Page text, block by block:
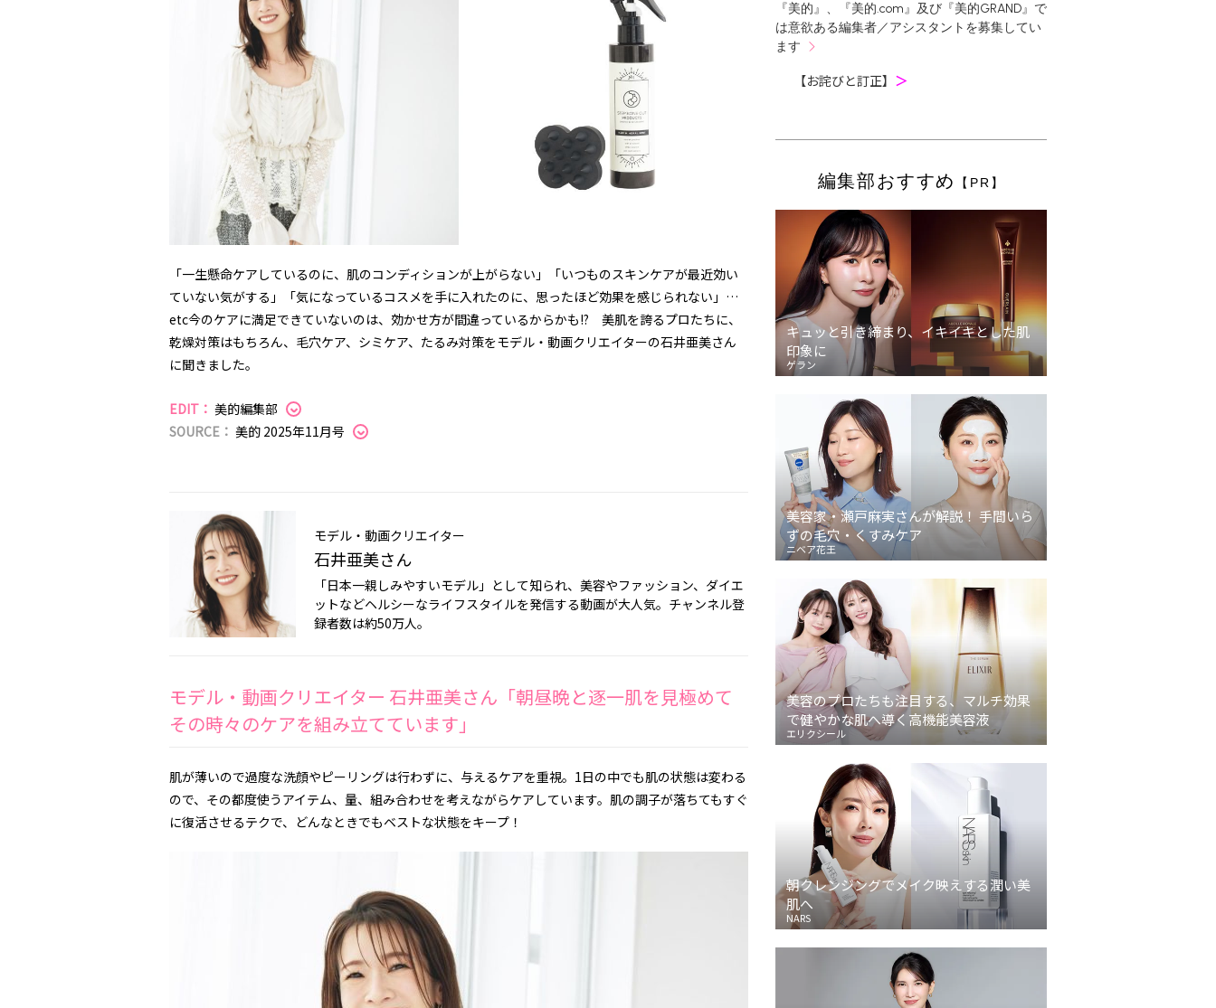
「一生懸命ケアしているのに、肌のコンディションが上がらない」「いつものスキンケアが最近効い
ていない気がする」「気になっているコスメを手に入れたのに、思ったほど効果を感じられない」…
etc今のケアに満足できていないのは、効かせ方が間違っているからかも!? 美肌を誇るプロたちに、
乾燥対策はもちろん、毛穴ケア、シミケア、たるみ対策をモデル・動画クリエイターの石井亜美さん
に聞きました。
EDIT： 美的編集部
SOURCE： 美的 2025年11月号
モデル・動画クリエイター
石井亜美さん
「日本一親しみやすいモデル」として知られ、美容やファッション、ダイエ
ットなどヘルシーなライフスタイルを発信する動画が大人気。チャンネル登
録者数は約50万人。
モデル・動画クリエイター 石井亜美さん「朝昼晩と逐一肌を見極めて
その時々のケアを組み立てています」
肌が薄いので過度な洗顔やピーリングは行わずに、与えるケアを重視。1日の中でも肌の状態は変わる
ので、その都度使うアイテム、量、組み合わせを考えながらケアしています。肌の調子が落ちてもすぐ
に復活させるテクで、どんなときでもベストな状態をキープ！
『美的』、『美的.com』及び『美的GRAND』で
は意欲ある編集者／アシスタントを募集してい
ます
【お詫びと訂正】 ＞
編集部おすすめ 【PR】
キュッと引き締まり、イキイキとした肌
印象に
ゲラン
美容家・瀬戸麻実さんが解説！ 手間いら
ずの毛穴・くすみケア
ニベア花王
美容のプロたちも注目する、マルチ効果
で健やかな肌へ導く高機能美容液
エリクシール
朝クレンジングでメイク映えする潤い美
肌へ
NARS